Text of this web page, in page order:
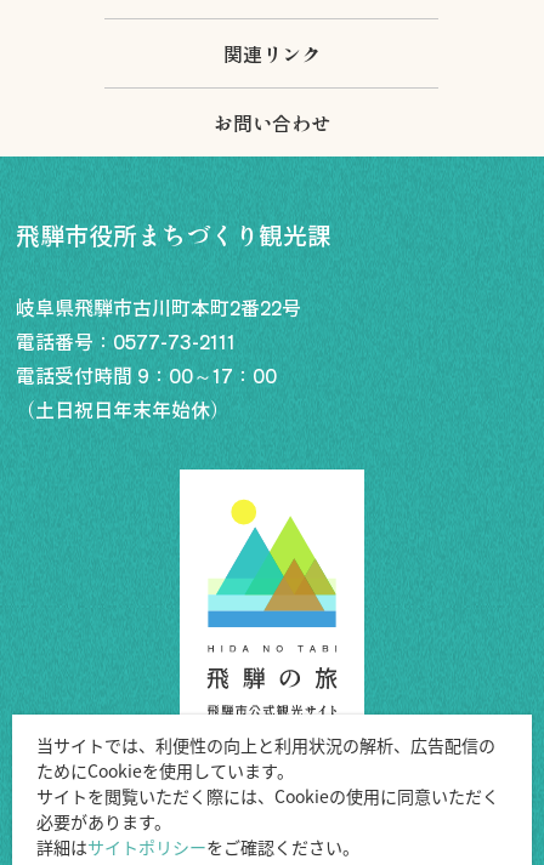
宿泊予約
アクセス
飛騨市の６つの魅力
ひだじまん図鑑
交通機関・道路情報
関連リンク
お問い合わせ
飛騨市役所まちづくり観光課
岐阜県飛騨市古川町本町2番22号
電話番号： 0577-73-2111
電話受付時間 9：00～17：00
（土日祝日年末年始休）
Copyright ©Hida City.
当サイトでは、利便性の向上と利用状況の解析、広告配信の
ためにCookieを使用しています。
サイトを閲覧いただく際には、Cookieの使用に同意いただく
必要があります。
詳細はサイトポリシーをご確認ください。